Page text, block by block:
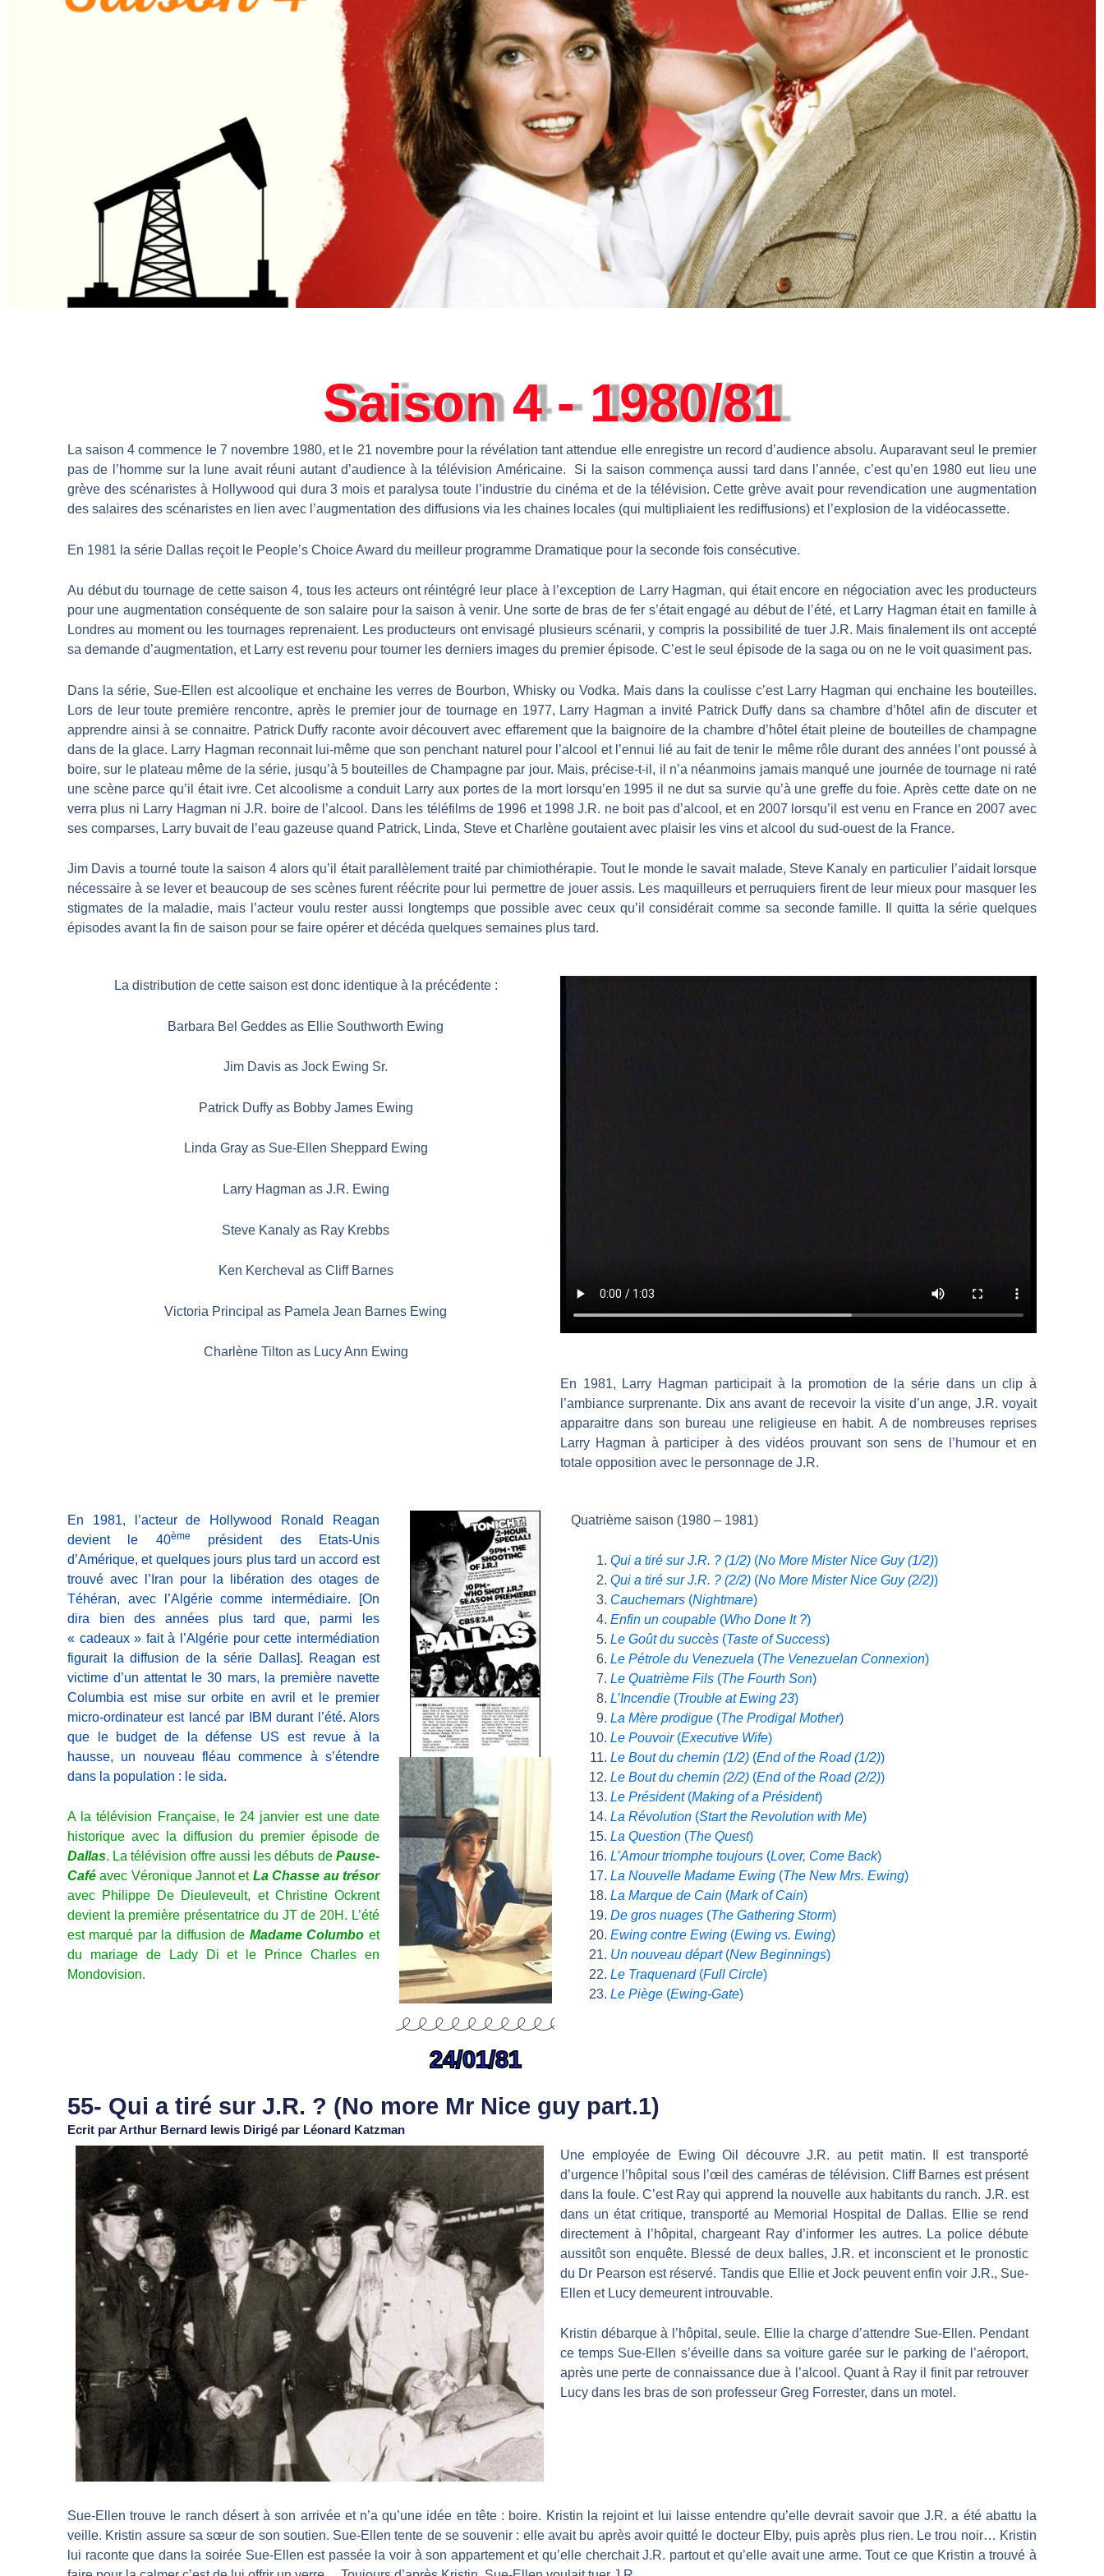
Saison 4 - 1980/81
La saison 4 commence le 7 novembre 1980, et le 21 novembre pour la révélation tant attendue elle enregistre un record d’audience absolu. Auparavant seul le premier
pas de l’homme sur la lune avait réuni autant d’audience à la télévision Américaine. Si la saison commença aussi tard dans l’année, c’est qu’en 1980 eut lieu une
grève des scénaristes à Hollywood qui dura 3 mois et paralysa toute l’industrie du cinéma et de la télévision. Cette grève avait pour revendication une augmentation
des salaires des scénaristes en lien avec l’augmentation des diffusions via les chaines locales (qui multipliaient les rediffusions) et l’explosion de la vidéocassette.
En 1981 la série Dallas reçoit le People’s Choice Award du meilleur programme Dramatique pour la seconde fois consécutive.
Au début du tournage de cette saison 4, tous les acteurs ont réintégré leur place à l’exception de Larry Hagman, qui était encore en négociation avec les producteurs
pour une augmentation conséquente de son salaire pour la saison à venir. Une sorte de bras de fer s’était engagé au début de l’été, et Larry Hagman était en famille à
Londres au moment ou les tournages reprenaient. Les producteurs ont envisagé plusieurs scénarii, y compris la possibilité de tuer J.R. Mais finalement ils ont accepté
sa demande d’augmentation, et Larry est revenu pour tourner les derniers images du premier épisode. C’est le seul épisode de la saga ou on ne le voit quasiment pas.
Dans la série, Sue-Ellen est alcoolique et enchaine les verres de Bourbon, Whisky ou Vodka. Mais dans la coulisse c’est Larry Hagman qui enchaine les bouteilles.
Lors de leur toute première rencontre, après le premier jour de tournage en 1977, Larry Hagman a invité Patrick Duffy dans sa chambre d’hôtel afin de discuter et
apprendre ainsi à se connaitre. Patrick Duffy raconte avoir découvert avec effarement que la baignoire de la chambre d’hôtel était pleine de bouteilles de champagne
dans de la glace. Larry Hagman reconnait lui-même que son penchant naturel pour l’alcool et l’ennui lié au fait de tenir le même rôle durant des années l’ont poussé à
boire, sur le plateau même de la série, jusqu’à 5 bouteilles de Champagne par jour. Mais, précise-t-il, il n’a néanmoins jamais manqué une journée de tournage ni raté
une scène parce qu’il était ivre. Cet alcoolisme a conduit Larry aux portes de la mort lorsqu’en 1995 il ne dut sa survie qu’à une greffe du foie. Après cette date on ne
verra plus ni Larry Hagman ni J.R. boire de l’alcool. Dans les téléfilms de 1996 et 1998 J.R. ne boit pas d’alcool, et en 2007 lorsqu’il est venu en France en 2007 avec
ses comparses, Larry buvait de l’eau gazeuse quand Patrick, Linda, Steve et Charlène goutaient avec plaisir les vins et alcool du sud-ouest de la France.
Jim Davis a tourné toute la saison 4 alors qu’il était parallèlement traité par chimiothérapie. Tout le monde le savait malade, Steve Kanaly en particulier l’aidait lorsque
nécessaire à se lever et beaucoup de ses scènes furent réécrite pour lui permettre de jouer assis. Les maquilleurs et perruquiers firent de leur mieux pour masquer les
stigmates de la maladie, mais l’acteur voulu rester aussi longtemps que possible avec ceux qu’il considérait comme sa seconde famille. Il quitta la série quelques
épisodes avant la fin de saison pour se faire opérer et décéda quelques semaines plus tard.
La distribution de cette saison est donc identique à la précédente :
Barbara Bel Geddes as Ellie Southworth Ewing
Jim Davis as Jock Ewing Sr.
Patrick Duffy as Bobby James Ewing
Linda Gray as Sue-Ellen Sheppard Ewing
Larry Hagman as J.R. Ewing
Steve Kanaly as Ray Krebbs
Ken Kercheval as Cliff Barnes
Victoria Principal as Pamela Jean Barnes Ewing
Charlène Tilton as Lucy Ann Ewing
En 1981, Larry Hagman participait à la promotion de la série dans un clip à
l’ambiance surprenante. Dix ans avant de recevoir la visite d’un ange, J.R. voyait
apparaitre dans son bureau une religieuse en habit. A de nombreuses reprises
Larry Hagman à participer à des vidéos prouvant son sens de l’humour et en
totale opposition avec le personnage de J.R.
En 1981, l’acteur de Hollywood Ronald Reagan
devient le 40ème
président des Etats-Unis
d’Amérique, et quelques jours plus tard un accord est
trouvé avec l’Iran pour la libération des otages de
Téhéran, avec l’Algérie comme intermédiaire. [On
dira bien des années plus tard que, parmi les
« cadeaux » fait à l’Algérie pour cette intermédiation
figurait la diffusion de la série Dallas]. Reagan est
victime d’un attentat le 30 mars, la première navette
Columbia est mise sur orbite en avril et le premier
micro-ordinateur est lancé par IBM durant l’été. Alors
que le budget de la défense US est revue à la
hausse, un nouveau fléau commence à s’étendre
dans la population : le sida.
A la télévision Française, le 24 janvier est une date
historique avec la diffusion du premier épisode de
Dallas. La télévision offre aussi les débuts de Pause-
Café avec Véronique Jannot et La Chasse au trésor
avec Philippe De Dieuleveult, et Christine Ockrent
devient la première présentatrice du JT de 20H. L’été
est marqué par la diffusion de Madame Columbo et
du mariage de Lady Di et le Prince Charles en
Mondovision.
24/01/81
Quatrième saison (1980 – 1981)
Qui a tiré sur J.R. ? (1/2) (No More Mister Nice Guy(1/2))
Qui a tiré sur J.R. ? (2/2) (No More Mister Nice Guy(2/2))
Cauchemars (Nightmare)
Enfin un coupable (Who Done It?)
Le Goût du succès (Taste of Success)
Le Pétrole du Venezuela (The Venezuelan Connexion)
Le Quatrième Fils (The Fourth Son)
L’Incendie (Trouble at Ewing 23)
La Mère prodigue (The Prodigal Mother)
Le Pouvoir (Executive Wife)
Le Bout du chemin (1/2) (End of the Road(1/2))
Le Bout du chemin (2/2) (End of the Road(2/2))
Le Président (Making of a Président)
La Révolution (Start the Revolution with Me)
La Question (The Quest)
L’Amour triomphe toujours (Lover, Come Back)
La Nouvelle Madame Ewing (The New Mrs. Ewing)
La Marque de Cain (Mark of Cain)
De gros nuages (The Gathering Storm)
Ewing contre Ewing (Ewing vs. Ewing)
Un nouveau départ (New Beginnings)
Le Traquenard (Full Circle)
Le Piège (Ewing-Gate)
55- Qui a tiré sur J.R. ? (No more Mr Nice guy part.1)
Ecrit par Arthur Bernard lewis Dirigé par Léonard Katzman
Une employée de Ewing Oil découvre J.R. au petit matin. Il est transporté
d’urgence l’hôpital sous l’œil des caméras de télévision. Cliff Barnes est présent
dans la foule. C’est Ray qui apprend la nouvelle aux habitants du ranch. J.R. est
dans un état critique, transporté au Memorial Hospital de Dallas. Ellie se rend
directement à l’hôpital, chargeant Ray d’informer les autres. La police débute
aussitôt son enquête. Blessé de deux balles, J.R. et inconscient et le pronostic
du Dr Pearson est réservé. Tandis que Ellie et Jock peuvent enfin voir J.R., Sue-
Ellen et Lucy demeurent introuvable.
Kristin débarque à l’hôpital, seule. Ellie la charge d’attendre Sue-Ellen. Pendant
ce temps Sue-Ellen s’éveille dans sa voiture garée sur le parking de l’aéroport,
après une perte de connaissance due à l’alcool. Quant à Ray il finit par retrouver
Lucy dans les bras de son professeur Greg Forrester, dans un motel.
Sue-Ellen trouve le ranch désert à son arrivée et n’a qu’une idée en tête : boire. Kristin la rejoint et lui laisse entendre qu’elle devrait savoir que J.R. a été abattu la
veille. Kristin assure sa sœur de son soutien. Sue-Ellen tente de se souvenir : elle avait bu après avoir quitté le docteur Elby, puis après plus rien. Le trou noir… Kristin
lui raconte que dans la soirée Sue-Ellen est passée la voir à son appartement et qu’elle cherchait J.R. partout et qu’elle avait une arme. Tout ce que Kristin a trouvé à